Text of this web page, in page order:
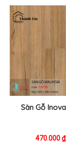
Sàn Gỗ
470.000₫